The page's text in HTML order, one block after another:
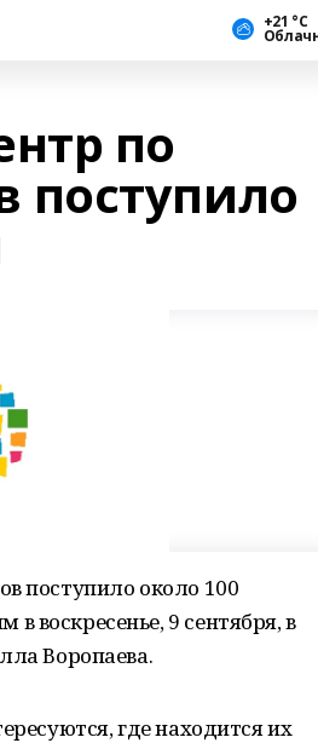
+21 °С
по
поступило
поступило около 100
воскресенье, 9 сентября, в
Воропаева.
где находится их